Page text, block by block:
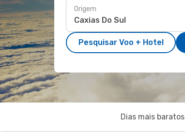
Origem
Pesquisar Voo + Hotel
Dias mais baratos